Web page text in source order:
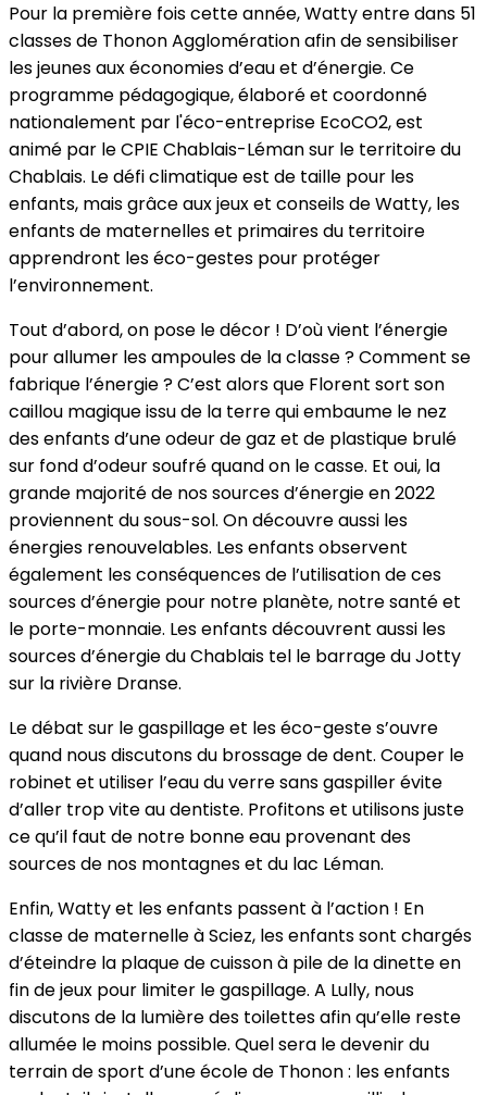
Pour la première fois cette année, Watty entre dans 51
classes de Thonon Agglomération afin de sensibiliser
les jeunes aux économies d’eau et d’énergie. Ce
programme pédagogique, élaboré et coordonné
nationalement par l'éco-entreprise EcoCO2, est
animé par le CPIE Chablais-Léman sur le territoire du
Chablais. Le défi climatique est de taille pour les
enfants, mais grâce aux jeux et conseils de Watty, les
enfants de maternelles et primaires du territoire
apprendront les éco-gestes pour protéger
l’environnement.
Tout d’abord, on pose le décor ! D’où vient l’énergie
pour allumer les ampoules de la classe ? Comment se
fabrique l’énergie ? C’est alors que Florent sort son
caillou magique issu de la terre qui embaume le nez
des enfants d’une odeur de gaz et de plastique brulé
sur fond d’odeur soufré quand on le casse. Et oui, la
grande majorité de nos sources d’énergie en 2022
proviennent du sous-sol. On découvre aussi les
énergies renouvelables. Les enfants observent
également les conséquences de l’utilisation de ces
sources d’énergie pour notre planète, notre santé et
le porte-monnaie. Les enfants découvrent aussi les
sources d’énergie du Chablais tel le barrage du Jotty
sur la rivière Dranse.
Le débat sur le gaspillage et les éco-geste s’ouvre
quand nous discutons du brossage de dent. Couper le
robinet et utiliser l’eau du verre sans gaspiller évite
d’aller trop vite au dentiste. Profitons et utilisons juste
ce qu’il faut de notre bonne eau provenant des
sources de nos montagnes et du lac Léman.
Enfin, Watty et les enfants passent à l’action ! En
classe de maternelle à Sciez, les enfants sont chargés
d’éteindre la plaque de cuisson à pile de la dinette en
fin de jeux pour limiter le gaspillage. A Lully, nous
discutons de la lumière des toilettes afin qu’elle reste
allumée le moins possible. Quel sera le devenir du
terrain de sport d’une école de Thonon : les enfants